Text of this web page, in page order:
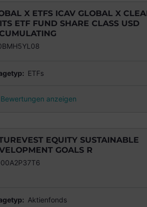
X ETFS ICAV GLOBAL X
ETF FUND SHARE CLASS USD
ETFs
Bewertungen anzeigen
EQUITY SUSTAINABLE
GOALS R
Aktienfonds